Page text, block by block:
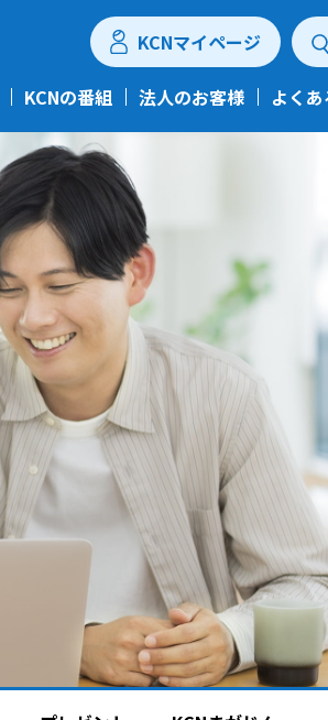
KCNの番組 法人のお客様 よく
KCNマイページ